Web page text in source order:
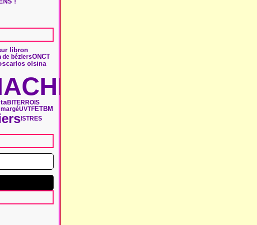
libron
de béziersONCT
carlos olsina
BITERROIS
UVTFETBM
ISTRES